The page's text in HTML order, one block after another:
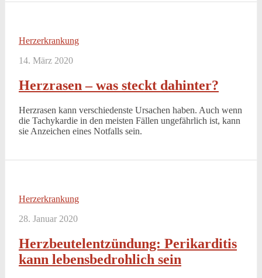
Herzerkrankung
14. März 2020
Herzrasen – was steckt dahinter?
Herzrasen kann verschiedenste Ursachen haben. Auch wenn
die Tachykardie in den meisten Fällen ungefährlich ist, kann
sie Anzeichen eines Notfalls sein.
Herzerkrankung
28. Januar 2020
Herzbeutelentzündung: Perikarditis
kann lebensbedrohlich sein